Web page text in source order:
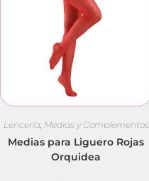
Lencería, Medias y Complementos
Medias para Liguero Rojas
Orquidea